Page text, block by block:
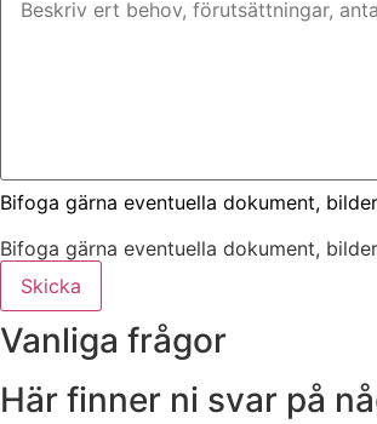
Bifoga gärna eventuella dokument,
Bifoga gärna eventuella dokument,
Skicka
Vanliga frågor
Här finner ni svar på